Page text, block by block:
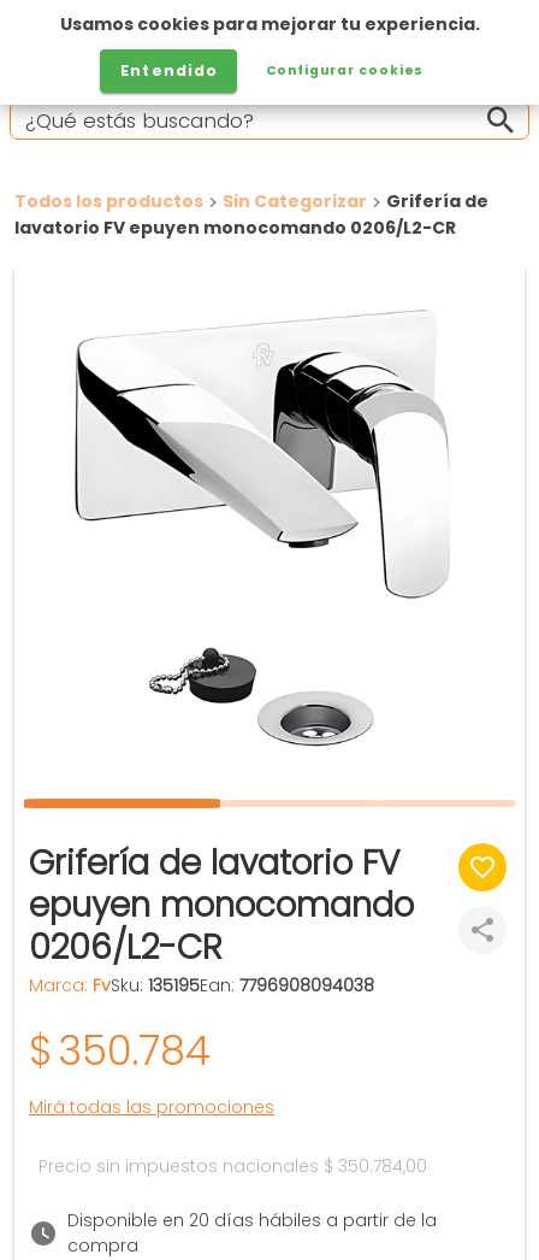
Todos los productos Sin Categorizar
Grifería de
lavatorio FV epuyen monocomando 0206/L2-CR
Grifería de lavatorio FV
epuyen monocomando
0206/L2-CR
Marca: FvSku: 135195Ean: 7796908094038
$350.784
Mirá todas las promociones
Precio sin impuestos nacionales $ 350.784,00
Disponible en 20 días hábiles a partir de la
compra
Usamos cookies para mejorar tu experiencia.
Entendido Configurar cookies